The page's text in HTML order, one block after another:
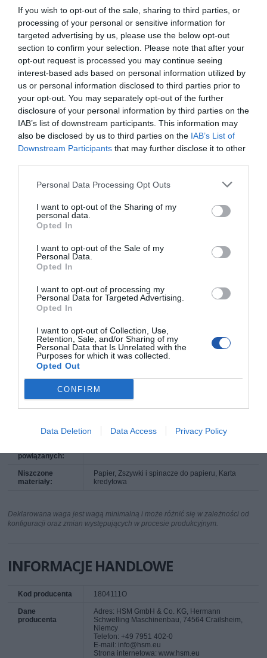
If you wish to opt-out of the sale, sharing to third parties, or
processing of your personal or sensitive information for
targeted advertising by us, please use the below opt-out
section to confirm your selection. Please note that after your
opt-out request is processed you may continue seeing
interest-based ads based on personal information utilized by
us or personal information disclosed to third parties prior to
your opt-out. You may separately opt-out of the further
disclosure of your personal information by third parties on the
IAB’s list of downstream participants. This information may
also be disclosed by us to third parties on the IAB’s List of
Downstream Participants that may further disclose it to other
Personal Data Processing Opt Outs
I want to opt-out of the Sharing of my
personal data.
Opted In
I want to opt-out of the Sale of my
Personal Data.
Opted In
I want to opt-out of processing my
Personal Data for Targeted Advertising.
Opted In
I want to opt-out of Collection, Use,
Retention, Sale, and/or Sharing of my
Personal Data that Is Unrelated with the
Purposes for which it was collected.
Opted Out
CONFIRM
Data Deletion Data Access Privacy Policy
energii i zastosowanie materiałów przyjaznych środowisku. Wbudowana
fotokomórka automatycznie uruchamia i wyłącza urządzenie po zakończeniu
niszczenia.
Numer
zamówienia:
1804111O
EAN: 4026631046336
Rodzaj cięcia: cięcie na ścinki
Rozmiar cięcia: 1 x 5 mm
zabezpieczeń
(DIN 66399):
F-3|P-7
Wydajność
arkuszach
80g/m²:
4
Pobór mocy
silnika:
610 W
Napięcie /
Szerokość
wlotowego:
Pojemność
kosza:
55 l
Objętość w
arkuszach (80
1011
Poziom hałasu
(praca jałowa):
Szerokość x
547 x 397 x 676 mm
Waga maszyny: 29,1 kg
powiązanych:
Niszczone
materiały:
Papier, Zszywki i spinacze do papieru, Karta
kredytowa
Deklarowana waga jest wagą minimalną i może różnić się w zależności od
konfiguracji oraz zmian występujących w procesie produkcyjnym.
INFORMACJE HANDLOWE
Kod producenta 1804111O
Dane
producenta
Adres: HSM GmbH & Co. KG, Hermann
Schwelling Maschinenbau, 74564 Crailsheim,
Niemcy
Telefon: +49 7951 402-0
E-mail: info@hsm.eu
Strona internetowa: www.hsm.eu